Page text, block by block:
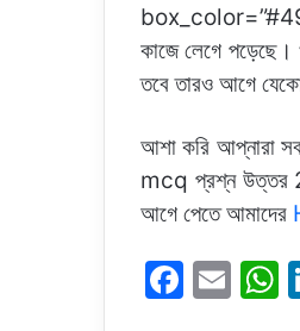
কাজে লেগে
তবে তারও আগে
আশা করি আপ্নারা
mcq প্রশ্ন উত্তর
আগে পেতে আমাদের
F
E